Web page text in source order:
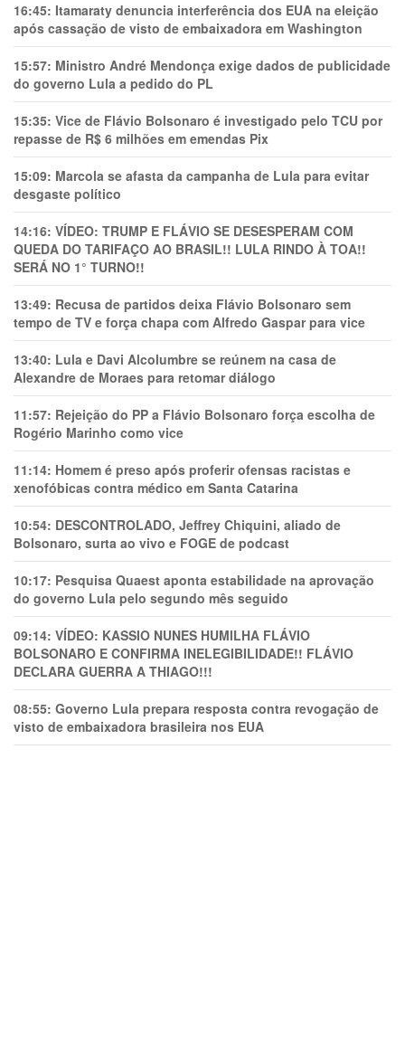
16:45: Itamaraty denuncia interferência dos EUA na eleição
após cassação de visto de embaixadora em Washington
15:57: Ministro André Mendonça exige dados de publicidade
do governo Lula a pedido do PL
15:35: Vice de Flávio Bolsonaro é investigado pelo TCU por
repasse de R$ 6 milhões em emendas Pix
15:09: Marcola se afasta da campanha de Lula para evitar
desgaste político
14:16: VÍDEO: TRUMP E FLÁVIO SE DESESPERAM COM
QUEDA DO TARIFAÇO AO BRASIL!! LULA RINDO À TOA!!
SERÁ NO 1° TURNO!!
13:49: Recusa de partidos deixa Flávio Bolsonaro sem
tempo de TV e força chapa com Alfredo Gaspar para vice
13:40: Lula e Davi Alcolumbre se reúnem na casa de
Alexandre de Moraes para retomar diálogo
11:57: Rejeição do PP a Flávio Bolsonaro força escolha de
Rogério Marinho como vice
11:14: Homem é preso após proferir ofensas racistas e
xenofóbicas contra médico em Santa Catarina
10:54: DESCONTROLADO, Jeffrey Chiquini, aliado de
Bolsonaro, surta ao vivo e FOGE de podcast
10:17: Pesquisa Quaest aponta estabilidade na aprovação
do governo Lula pelo segundo mês seguido
09:14: VÍDEO: KASSIO NUNES HUMlLHA FLÁVIO
BOLSONARO E CONFIRMA INELEGIBILIDADE!! FLÁVIO
DECLARA GUERRA A THIAGO!!!
08:55: Governo Lula prepara resposta contra revogação de
visto de embaixadora brasileira nos EUA